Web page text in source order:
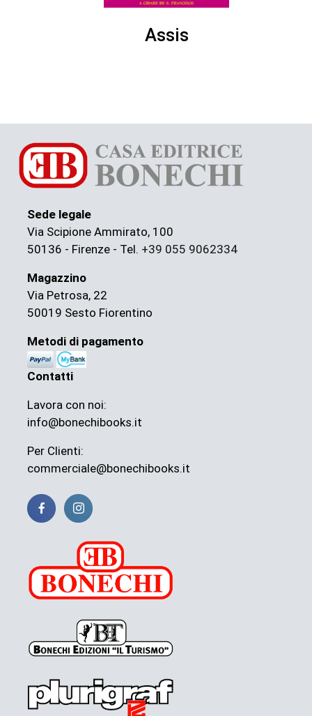
Assis
Sede legale
Via Scipione Ammirato, 100
50136 - Firenze - Tel. +39 055 9062334
Magazzino
Via Petrosa, 22
50019 Sesto Fiorentino
Metodi di pagamento
Contatti
Lavora con noi:
info@bonechibooks.it
Per Clienti:
commerciale@bonechibooks.it